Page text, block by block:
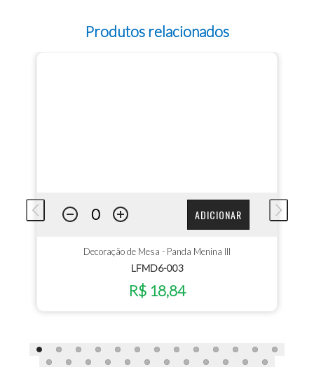
Produtos relacionados
ADICIONAR
Decoração de Mesa - Panda Menina III
LFMD6-003
R$ 18,84